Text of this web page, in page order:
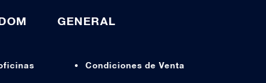
GENERAL
Condiciones de Venta